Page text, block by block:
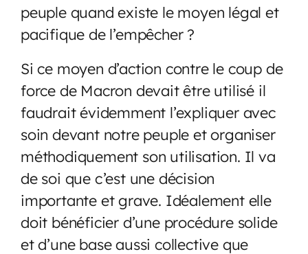
peuple quand existe le moyen légal et
pacifique de l’empêcher ?
Si ce moyen d’action contre le coup de
force de Macron devait être utilisé il
faudrait évidemment l’expliquer avec
soin devant notre peuple et organiser
méthodiquement son utilisation. Il va
de soi que c’est une décision
importante et grave. Idéalement elle
doit bénéficier d’une procédure solide
et d’une base aussi collective que